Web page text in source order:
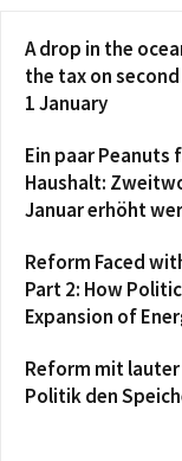
A drop in the
the tax on
1 January
Ein paar Peanuts
Haushalt:
Januar erhöht
Reform Faced
Part 2: How
Expansion of
Reform mit lauter
Politik den